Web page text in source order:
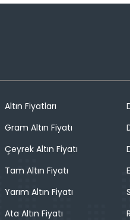
Altın Fiyatları
Gram Altın Fiyatı
Çeyrek Altın Fiyatı
Tam Altın Fiyatı
Yarım Altın Fiyatı
Ata Altın Fiyatı